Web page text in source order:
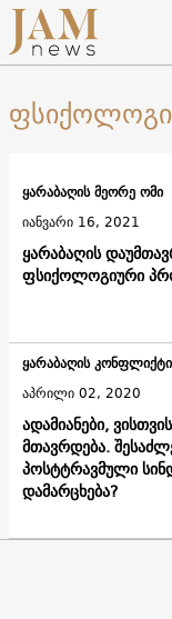
ყარაბაღის
ფსიქოლოგიური
ყარაბაღის მეორე ომი
იანვარი 16, 2021
ადამიანები,
მთავრდება.
პოსტტრავმული
დამარცხება?
ყარაბაღის კონფლიქტი
აპრილი 02, 2020